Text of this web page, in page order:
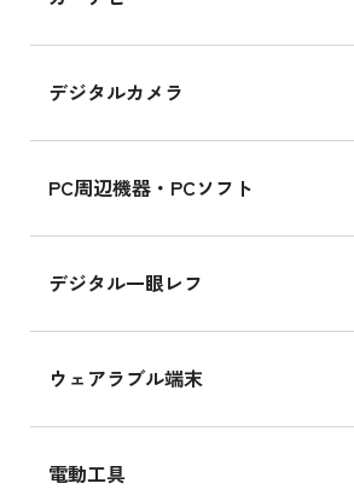
デジタルカメラ
PC周辺機器・PCソフト
デジタル一眼レフ
ウェアラブル端末
電動工具
MK2K3J/Aの新品買取価格はこ